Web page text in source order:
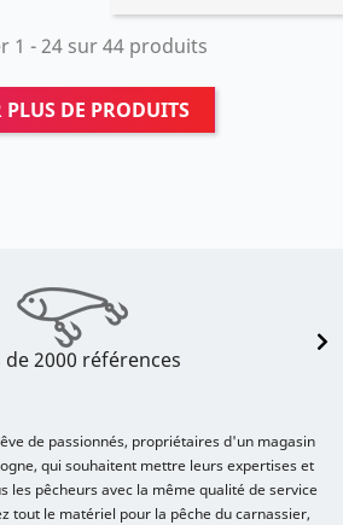
1 - 24 sur 44 produits
PLUS DE PRODUITS
de 2000 références
de passionnés, propriétaires d'un magasin
qui souhaitent mettre leurs expertises et
les pêcheurs avec la même qualité de service
tout le matériel pour la pêche du carnassier,